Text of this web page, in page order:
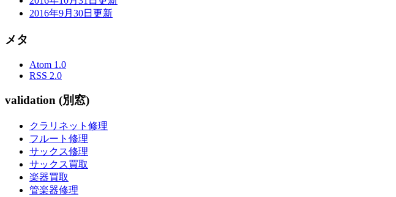
2016年9月30日更新
メタ
Atom 1.0
RSS 2.0
validation (別窓)
クラリネット修理
フルート修理
サックス修理
サックス買取
楽器買取
管楽器修理